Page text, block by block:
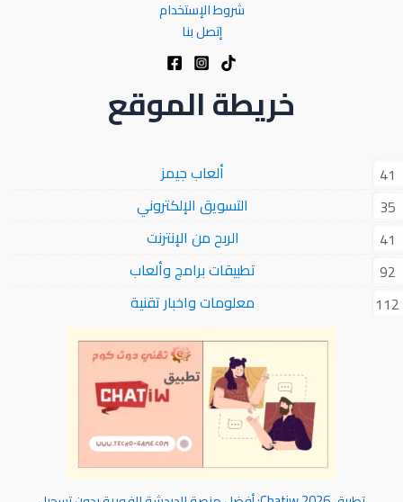
شروط الإستخدام
إتصل بنا
خريطة الموقع
ألعاب جيمز
41
التسويق الإلكتروني
35
الربح من الإنترنت
41
تطبيقات برامج وألعاب
92
معلومات واخبار تقنية
112